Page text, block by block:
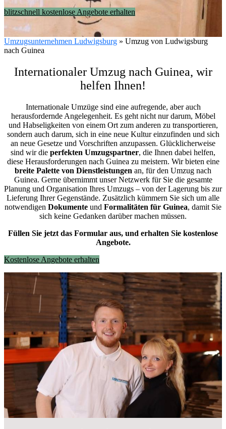
blitzschnell kostenlose Angebote erhalten
Umzugsunternehmen Ludwigsburg » Umzug von Ludwigsburg
nach Guinea
Internationaler Umzug nach Guinea, wir
helfen Ihnen!
Internationale Umzüge sind eine aufregende, aber auch
herausfordernde Angelegenheit. Es geht nicht nur darum, Möbel
und Habseligkeiten von einem Ort zum anderen zu transportieren,
sondern auch darum, sich in eine neue Kultur einzufinden und sich
an neue Gesetze und Vorschriften anzupassen. Glücklicherweise
sind wir die perfekten Umzugspartner, die Ihnen dabei helfen,
diese Herausforderungen nach Guinea zu meistern. Wir bieten eine
breite Palette von Dienstleistungen an, für den Umzug nach
Guinea. Gerne übernimmt unser Netzwerk für Sie die gesamte
Planung und Organisation Ihres Umzugs – von der Lagerung bis zur
Lieferung Ihrer Gegenstände. Zusätzlich kümmern Sie sich um alle
notwendigen Dokumente und Formalitäten für Guinea, damit Sie
sich keine Gedanken darüber machen müssen.
Füllen Sie jetzt das Formular aus, und erhalten Sie kostenlose
Angebote.
Kostenlose Angebote erhalten